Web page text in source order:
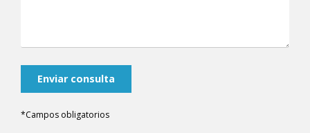
Enviar consulta
*Campos obligatorios